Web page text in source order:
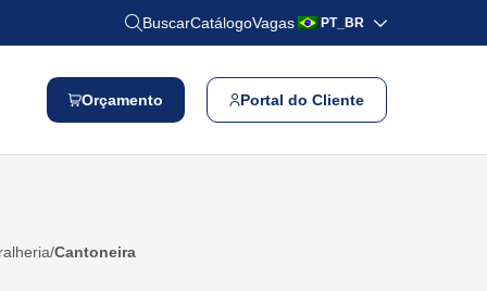
BuscarCatálogoVagas PT_BR
Orçamento Portal do Cliente
Cantoneira